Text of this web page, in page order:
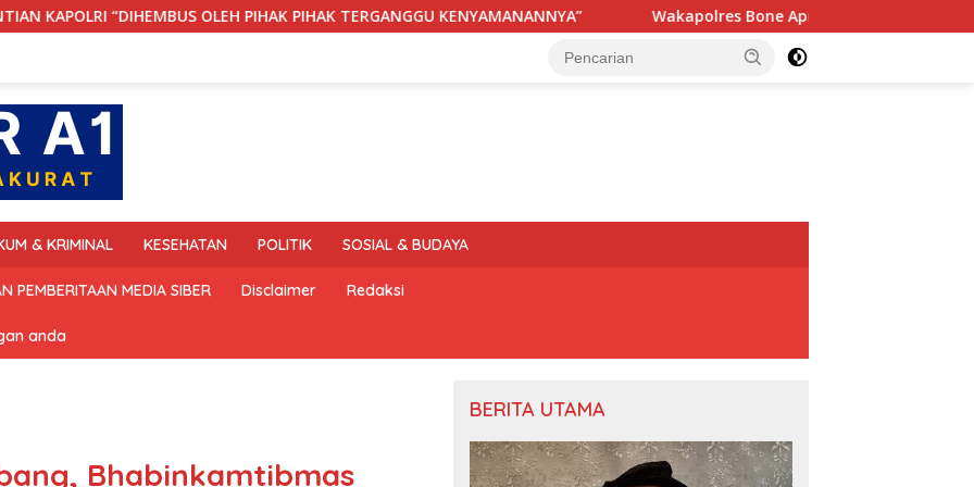
OLEH PIHAK PIHAK TERGANGGU KENYAMANANNYA” Wakapolres Bone Apresiasi Suksesnya Turnamen Beramal Cup
& KRIMINAL KESEHATAN POLITIK SOSIAL & BUDAYA
PEMBERITAAN MEDIA SIBER Disclaimer Redaksi
anda
Bhabinkamtibmas
BERITA UTAMA